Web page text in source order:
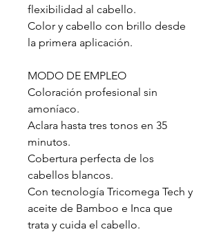
flexibilidad al cabello.
Color y cabello con brillo desde
la primera aplicación.
MODO DE EMPLEO
Coloración profesional sin
amoníaco.
Aclara hasta tres tonos en 35
minutos.
Cobertura perfecta de los
cabellos blancos.
Con tecnología Tricomega Tech y
aceite de Bamboo e Inca que
trata y cuida el cabello.